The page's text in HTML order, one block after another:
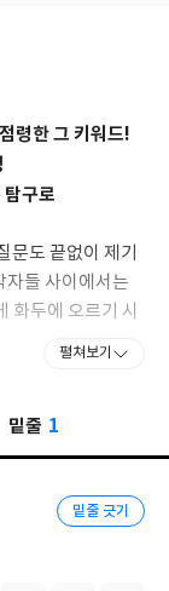
령한 그 키워드!
구로
문도 끝없이 제기
자들 사이에서는
화두에 오르기 시
를 선정적으로 보
작품이 악을 비호
사 자체를 비윤리
과정에서 우리
펼쳐보기
밑줄 1
밑줄 긋기